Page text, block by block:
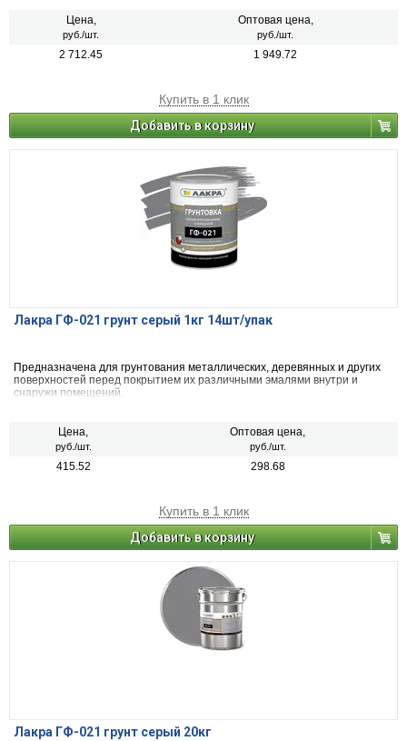
Цена,
руб./шт.
Оптовая цена,
руб./шт.
2 712.45 1 949.72
Купить в 1 клик
Добавить в корзину
Лакра ГФ-021 грунт серый 1кг 14шт/упак
Предназначена для грунтования металлических, деревянных и других
поверхностей перед покрытием их различными эмалями внутри и
снаружи помещений.
Цена,
руб./шт.
Оптовая цена,
руб./шт.
415.52 298.68
Купить в 1 клик
Добавить в корзину
Лакра ГФ-021 грунт серый 20кг